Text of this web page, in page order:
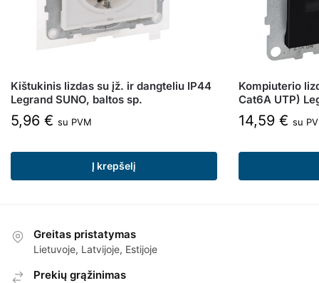
Kištukinis lizdas su įž. ir dangteliu IP44
Legrand SUNO, baltos sp.
5,96 € su PVM
Į krepšelį
Kompiuterio
Cat6A UTP)
14,59 € su
Greitas pristatymas
Lietuvoje, Latvijoje, Estijoje
Prekių grąžinimas